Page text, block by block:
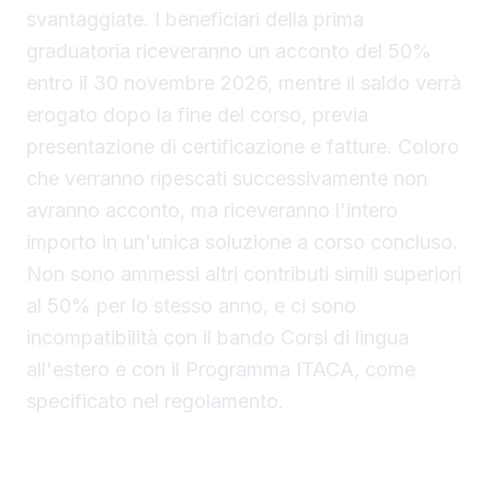
svantaggiate. I beneficiari della prima
graduatoria riceveranno un acconto del 50%
entro il 30 novembre 2026, mentre il saldo verrà
erogato dopo la fine del corso, previa
presentazione di certificazione e fatture. Coloro
che verranno ripescati successivamente non
avranno acconto, ma riceveranno l'intero
importo in un'unica soluzione a corso concluso.
Non sono ammessi altri contributi simili superiori
al 50% per lo stesso anno, e ci sono
incompatibilità con il bando Corsi di lingua
all'estero e con il Programma ITACA, come
specificato nel regolamento.